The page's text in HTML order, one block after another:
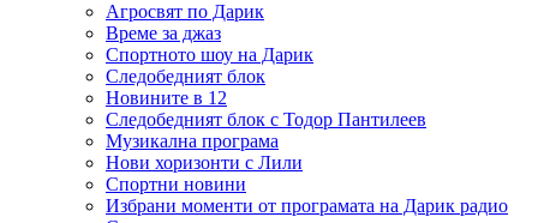
Агросвят по Дарик
Време за джаз
Спортното шоу на Дарик
Следобедният блок
Новините в 12
Следобедният блок с Тодор Пантилеев
Музикална програма
Нови хоризонти с Лили
Спортни новини
Избрани моменти от програмата на Дарик радио